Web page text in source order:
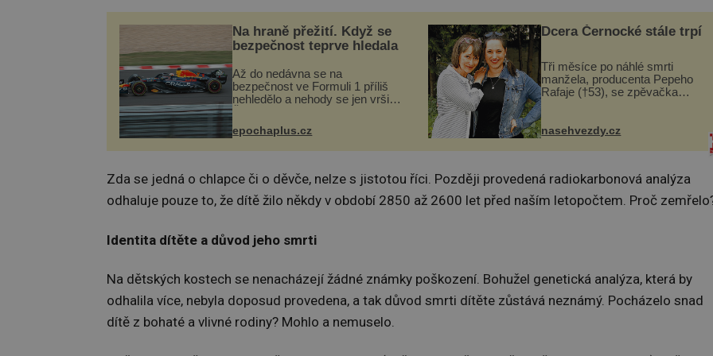
Na hraně přežití. Když se
bezpečnost teprve hledala
Až do nedávna se na
bezpečnost ve Formuli 1 příliš
nehledělo a nehody se jen vršily.
kůži, často s trvalými následky
nebo bohužel i ztrátou života.
Dnes nepochopiteln...
epochaplus.cz
Dcera Černocké stále trpí
Tři měsíce po náhlé smrti
manžela, producenta Pepeho
Rafaje (†53), se zpěvačka
ozvala veřejnosti. Na sociální
nasehvezdy.cz
Zda se jedná o chlapce či o děvče, nelze s jistotou říci. Později provedená radiokarbonová analýza
odhaluje pouze to, že dítě žilo někdy v období 2850 až 2600 let před naším letopočtem. Proč
Identita dítěte a důvod jeho smrti
Na dětských kostech se nenacházejí žádné známky poškození. Bohužel genetická analýza, která by
odhalila více, nebyla doposud provedena, a tak důvod smrti dítěte zůstává neznámý. Pocházelo snad
dítě z bohaté a vlivné rodiny? Mohlo a nemuselo.